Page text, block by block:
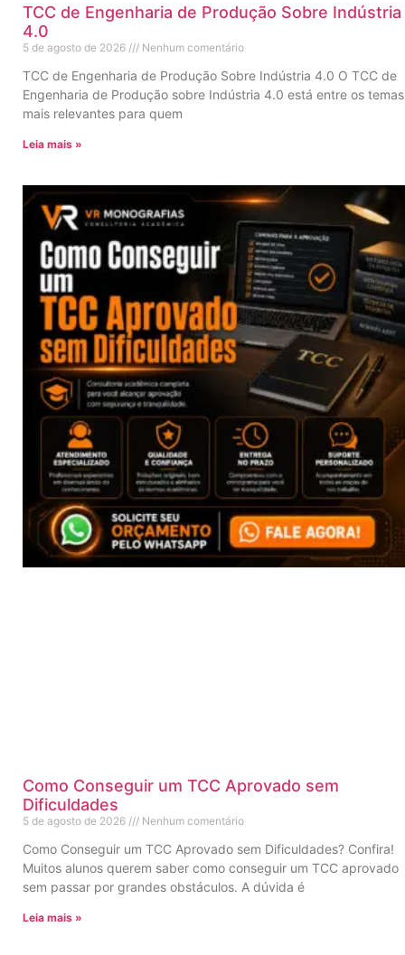
TCC de Engenharia de Produção Sobre Indústria
4.0
5 de agosto de 2026 Nenhum comentário
TCC de Engenharia de Produção Sobre Indústria 4.0 O TCC de
Engenharia de Produção sobre Indústria 4.0 está entre os temas
mais relevantes para quem
Leia mais »
Como Conseguir um TCC Aprovado sem
Dificuldades
5 de agosto de 2026 Nenhum comentário
Como Conseguir um TCC Aprovado sem Dificuldades? Confira!
Muitos alunos querem saber como conseguir um TCC aprovado
sem passar por grandes obstáculos. A dúvida é
Leia mais »